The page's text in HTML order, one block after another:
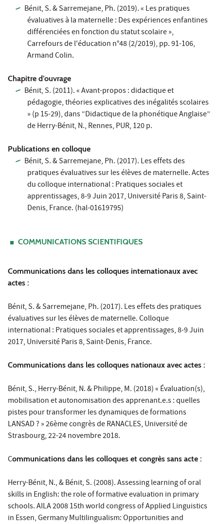
Bénit, S. & Sarremejane, Ph. (2019). « Les pratiques
évaluatives à la maternelle : Des expériences enfantines
différenciées en fonction du statut scolaire »,
Carrefours de l'éducation n°48 (2/2019), pp. 91-106,
Armand Colin.
Chapitre d’ouvrage
Bénit, S. (2011). « Avant-propos : didactique et
pédagogie, théories explicatives des inégalités scolaires
» (p 15-29), dans “Didactique de la phonétique Anglaise”
de Herry-Bénit, N., Rennes, PUR, 120 p.
Publications en colloque
Bénit, S. & Sarremejane, Ph. (2017). Les effets des
pratiques évaluatives sur les élèves de maternelle. Actes
du colloque international : Pratiques sociales et
apprentissages, 8-9 Juin 2017, Université Paris 8, Saint-
Denis, France. (hal-01619795)
COMMUNICATIONS SCIENTIFIQUES
Communications dans les colloques internationaux avec
actes :
Bénit, S. & Sarremejane, Ph. (2017). Les effets des pratiques
évaluatives sur les élèves de maternelle. Colloque
international : Pratiques sociales et apprentissages, 8-9 Juin
2017, Université Paris 8, Saint-Denis, France.
Communications dans les colloques nationaux avec actes :
Bénit, S., Herry-Bénit, N. & Philippe, M. (2018) « Évaluation(s),
mobilisation et autonomisation des apprenant.e.s : quelles
pistes pour transformer les dynamiques de formations
LANSAD ? » 26ème congrès de RANACLES, Université de
Strasbourg, 22-24 novembre 2018.
Communications dans les colloques et congrès sans acte :
Herry-Bénit, N., & Bénit, S. (2008). Assessing learning of oral
skills in English: the role of formative evaluation in primary
schools. AILA 2008 15th world congress of Applied Linguistics
in Essen, Germany Multilingualism: Opportunities and